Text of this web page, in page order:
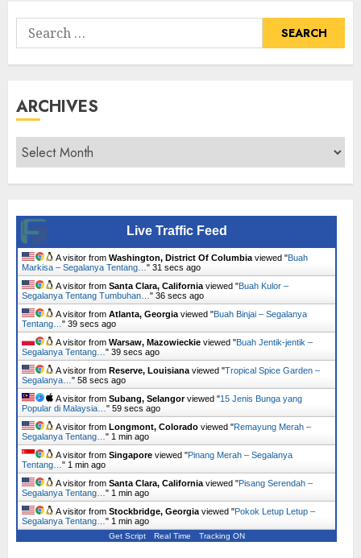
Search
for:
ARCHIVES
Archives
Live Traffic Feed
A visitor from Washington, District Of Columbiaviewed "Buah
Markisa – Segalanya Tentang…" 32 secs ago
A visitor from Santa Clara, Californiaviewed "Buah Kulor –
Segalanya Tentang Tumbuhan…" 37 secs ago
A visitor from Atlanta, Georgiaviewed "Buah Binjai – Segalanya
Tentang…" 40 secs ago
A visitor from Warsaw, Mazowieckie viewed "Buah Jentik-jentik –
Segalanya Tentang…" 40 secs ago
A visitor from Reserve, Louisianaviewed "Tropical Spice Garden –
Segalanya…" 59 secs ago
A visitor from Subang, Selangorviewed "15 Jenis Bunga yang
Popular di Malaysia…" 1 min ago
A visitor from Longmont, Colorado viewed "Remayung Merah –
Segalanya Tentang…" 1 min ago
A visitor from Singapore viewed "Pinang Merah – Segalanya
Tentang…" 1 min ago
A visitor from Santa Clara, Californiaviewed "Pisang Serendah –
Segalanya Tentang…" 1 min ago
A visitor from Stockbridge, Georgiaviewed "Pokok Letup Letup –
Segalanya Tentang…" 1 min ago
Get Script Real Time Tracking ON